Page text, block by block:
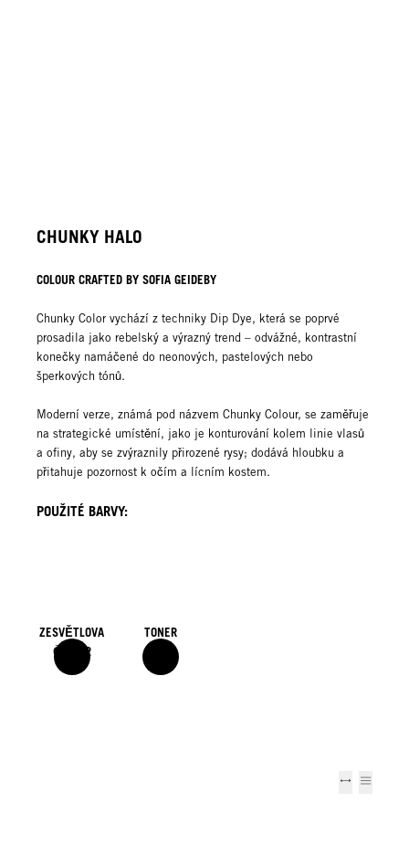
CHUNKY HALO
COLOUR CRAFTED BY SOFIA GEIDEBY
Chunky Color vychází z techniky Dip Dye, která se poprvé
prosadila jako rebelský a výrazný trend – odvážné, kontrastní
konečky namáčené do neonových, pastelových nebo
šperkových tónů.
Moderní verze, známá pod názvem Chunky Colour, se zaměřuje
na strategické umístění, jako je konturování kolem linie vlasů
a ofiny, aby se zvýraznily přirozené rysy; dodává hloubku a
přitahuje pozornost k očím a lícním kostem.
POUŽITÉ BARVY:
ZESVĚTLOVA
Č 1 A 2
TONER